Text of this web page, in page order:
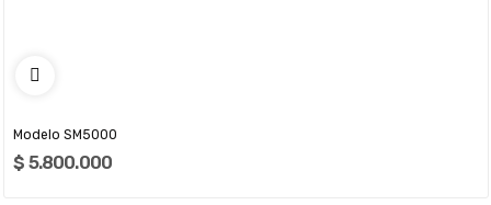
Modelo SM5000
$ 5.800.000